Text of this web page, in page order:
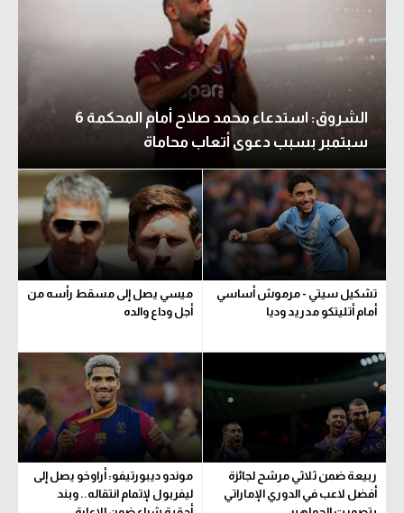
الشروق: استدعاء محمد صلاح أمام المحكمة 6
سبتمبر بسبب دعوى أتعاب محاماة
تشكيل سيتي - مرموش أساسي
أمام أتليتكو مدريد وديا
ميسي يصل إلى مسقط رأسه من
أجل وداع والده
ربيعة ضمن ثلاثي مرشح لجائزة
أفضل لاعب في الدوري الإماراتي
موندو ديبورتيفو: أراوخو يصل إلى
ليفربول لإتمام انتقاله.. وبند